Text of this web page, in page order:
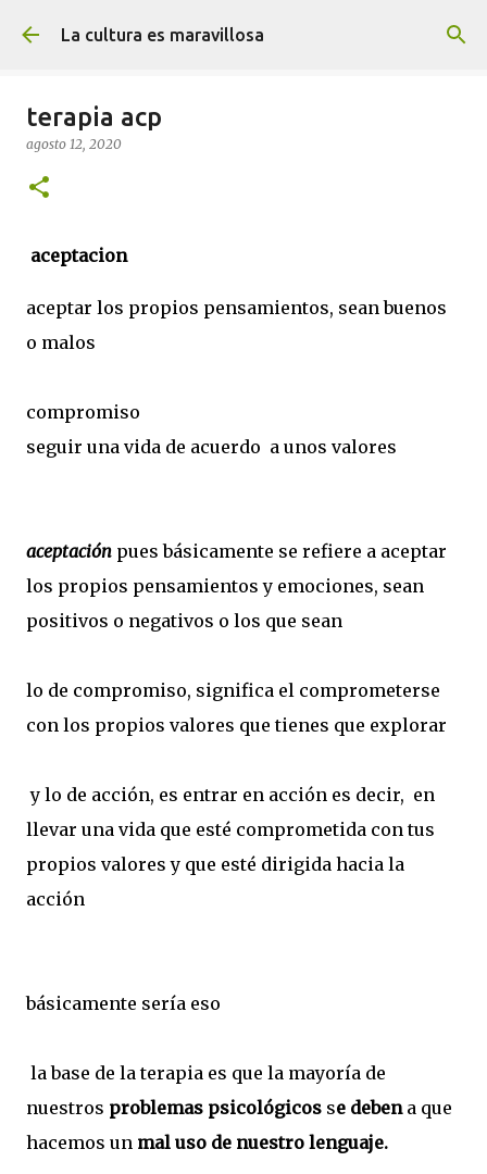
Ir al contenido principal
La cultura es maravillosa
terapia acp
agosto 12, 2020
aceptacion
aceptar los propios pensamientos, sean buenos
o malos
compromiso
seguir una vida de acuerdo a unos valores
aceptación pues básicamente se refiere a aceptar
los propios pensamientos y emociones, sean
positivos o negativos o los que sean
lo de compromiso, significa el comprometerse
con los propios valores que tienes que explorar
y lo de acción, es entrar en acción es decir, en
llevar una vida que esté comprometida con tus
propios valores y que esté dirigida hacia la
acción
básicamente sería eso
la base de la terapia es que la mayoría de
nuestros problemas psicológicos se deben a que
hacemos un mal uso de nuestro lenguaje.